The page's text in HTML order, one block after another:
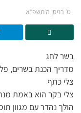
ט׳ בניסן ה׳תשפ״א
בשר לחג
מדריך הכנת בשרים,
צלי כתף
צלי בקר הוא באמת
הולך נהדר עם מגוון